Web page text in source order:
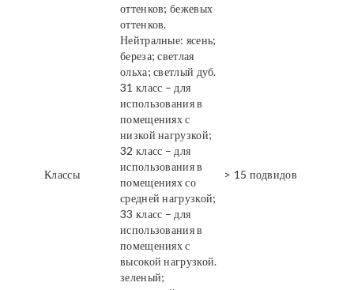
оттенков; бежевых
оттенков.
Нейтралные: ясень;
береза; светлая
ольха; светлый дуб.
Классы
31 класс – для
использования в
помещениях с
низкой нагрузкой;
32 класс – для
использования в
помещениях со
средней нагрузкой;
33 класс – для
использования в
помещениях с
высокой нагрузкой.
> 15 подвидов
зеленый;